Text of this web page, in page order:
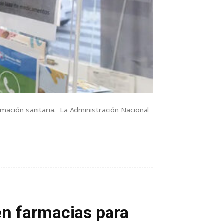
sanitaria. La Administración Nacional
farmacias para